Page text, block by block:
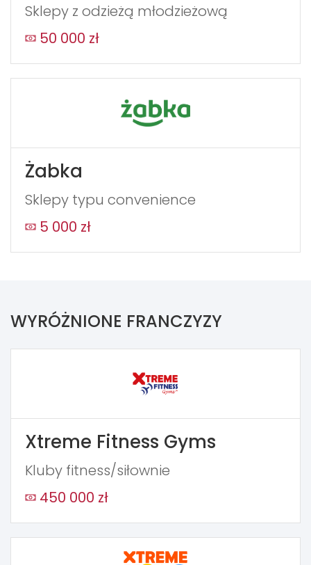
Sklepy z odzieżą młodzieżową
50 000 zł
Żabka
Sklepy typu convenience
5 000 zł
WYRÓŻNIONE FRANCZYZY
Xtreme Fitness Gyms
Kluby fitness/siłownie
450 000 zł